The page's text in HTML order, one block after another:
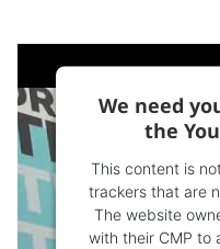
We need
the
This content is
trackers that are
The website
with their CMP to